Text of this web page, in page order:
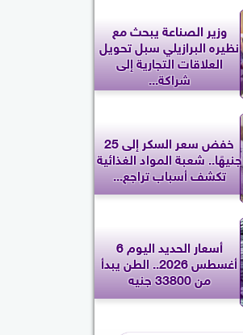
وزير الصناعة يبحث مع
نظيره البرازيلي سبل تحويل
العلاقات التجارية إلى
شراكة...
خفض سعر السكر إلى 25
جنيهًا.. شعبة المواد الغذائية
تكشف أسباب تراجع...
أسعار الحديد اليوم 6
أغسطس 2026.. الطن يبدأ
من 33800 جنيه